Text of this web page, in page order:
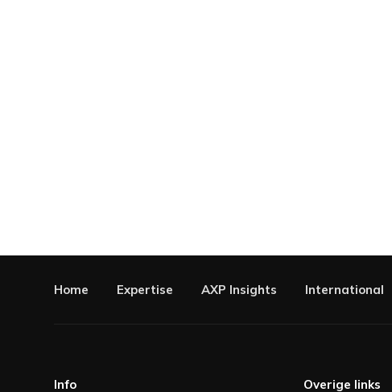
Home Expertise AXP Insights International
Info Overige links